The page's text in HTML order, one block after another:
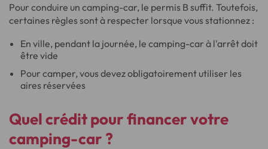
Pour conduire un camping-car, le permis B suffit. Toutefois,
certaines règles sont à respecter lorsque vous stationnez :
En ville, pendant la journée, le camping-car à l'arrêt doit
être vide
Pour camper, vous devez obligatoirement utiliser les
aires réservées
Quel crédit pour financer votre
camping-car ?